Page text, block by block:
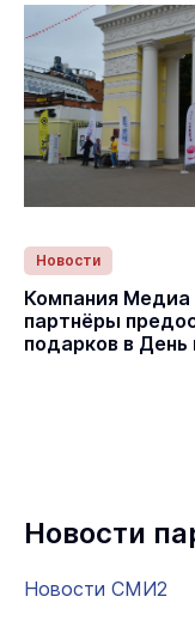
Новости
Компания Медиа
партнёры
подарков в День
Новости
Новости СМИ2